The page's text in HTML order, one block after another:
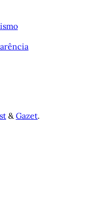
&Gazet.